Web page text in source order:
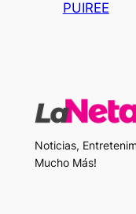
PUIREE
Noticias,
Mucho Más!